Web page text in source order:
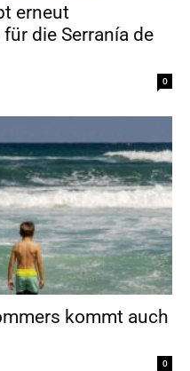
erneut
die Serranía de
0
kommt auch
0